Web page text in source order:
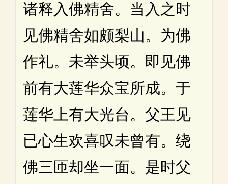
诸释入佛精舍。当入之时
见佛精舍如颇梨山。为佛
作礼。未举头顷。即见佛
前有大莲华众宝所成。于
莲华上有大光台。父王见
已心生欢喜叹未曾有。绕
佛三匝却坐一面。是时父